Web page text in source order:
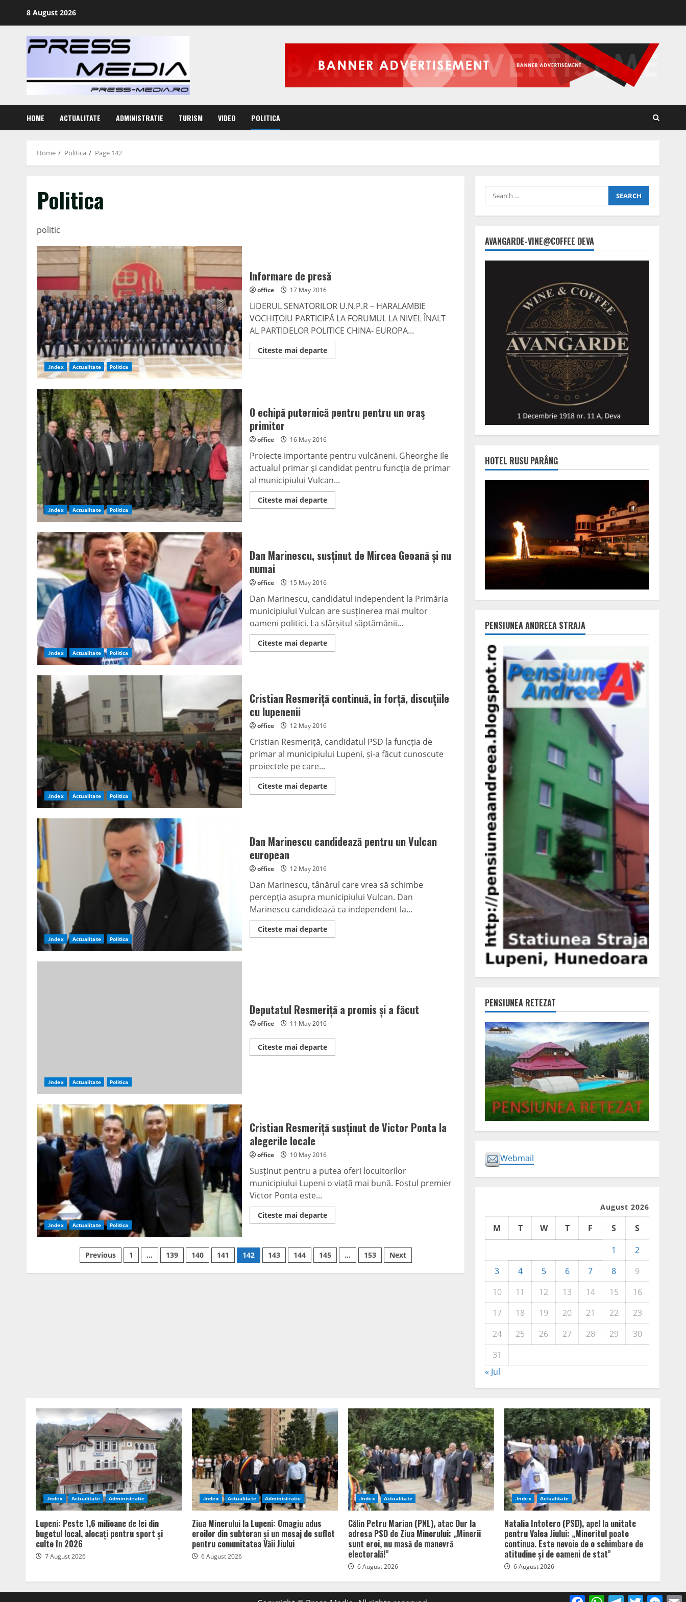
8 August 2026
HOME ACTUALITATE ADMINISTRATIE TURISM VIDEO POLITICA
Home Politica Page 142
Politica
politic
.Index Actualitate Politica
Informare de presă
office 17 May 2016
LIDERUL SENATORILOR U.N.P.R – HARALAMBIE
VOCHIȚOIU PARTICIPĂ LA FORUMUL LA NIVEL ÎNALT
AL PARTIDELOR POLITICE CHINA- EUROPA...
Citeste mai departeRead
more
.Index Actualitate Politica
O echipă puternică pentru pentru un oraş
primitor
office 16 May 2016
Proiecte importante pentru vulcăneni. Gheorghe Ile
actualul primar şi candidat pentru funcţia de primar
al municipiului Vulcan...
Citeste mai departeRead
more
pentru
un
oraş
.Index Actualitate Politica
Dan Marinescu, susținut de Mircea Geoană și nu
numai
office 15 May 2016
Dan Marinescu, candidatul independent la Primăria
municipiului Vulcan are susținerea mai multor
oameni politici. La sfârșitul săptămânii...
Citeste mai departeRead
more
Geoană
și
.Index Actualitate Politica
Cristian Resmeriță continuă, în forță, discuțiile
cu lupenenii
office 12 May 2016
Cristian Resmeriță, candidatul PSD la funcția de
primar al municipiului Lupeni, și-a făcut cunoscute
proiectele pe care...
Citeste mai departeRead
more
forță,
discuțiile
.Index Actualitate Politica
Dan Marinescu candidează pentru un Vulcan
european
office 12 May 2016
Dan Marinescu, tânărul care vrea să schimbe
percepţia asupra municipiului Vulcan. Dan
Marinescu candidează ca independent la...
Citeste mai departeRead
more
.Index Actualitate Politica
Deputatul Resmeriță a promis și a făcut
office 11 May 2016
Citeste mai departeRead
more
.Index Actualitate Politica
Cristian Resmeriță susținut de Victor Ponta la
alegerile locale
office 10 May 2016
Susținut pentru a putea oferi locuitorilor
municipiului Lupeni o viață mai bună. Fostul premier
Victor Ponta este...
Citeste mai departeRead
more
susținut
de
Victor
Ponta
Posts
navigation
Previous 1 … 139 140 141 142 143 144 145 … 153 Next
Search
for:
AVANGARDE-VINE@COFFEE DEVA
HOTEL RUSU PARÂNG
PENSIUNEA ANDREEA STRAJA
PENSIUNEA RETEZAT
Webmail
August 2026
M T W T F S
S
1
2
3
4 5 6 7 8
9
10
11 12 13 14 15
16
17
18 19 20 21 22
23
24
25 26 27 28 29
30
31
« Jul
.Index Actualitate Administratie
Lupeni: Peste 1,6 milioane de lei din
bugetul local, alocați pentru sport și
culte în 2026
7 August 2026
.Index Actualitate Administratie
Ziua Minerului la Lupeni: Omagiu adus
eroilor din subteran și un mesaj de suflet
pentru comunitatea Văii Jiului
6 August 2026
.Index Actualitate
Călin Petru Marian (PNL), atac Dur la
adresa PSD de Ziua Minerului: „Minerii
sunt eroi, nu masă de manevră
electorală!”
6 August 2026
.Index Actualitate
Natalia Intotero (PSD), apel la unitate
pentru Valea Jiului: „Mineritul poate
continua. Este nevoie de o schimbare de
atitudine și de oameni de stat”
6 August 2026
FacebookWhatsAppTelegram
Twitter